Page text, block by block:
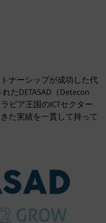
ナーシップが成功した代
たDETASAD（Detecon
ビア王国のICTセクター
た実績を一貫して持って